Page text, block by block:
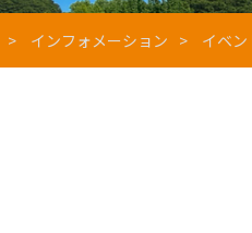
インフォメーション イベン